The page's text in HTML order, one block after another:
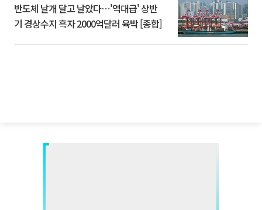
반도체 날개 달고 날았다⋯'역대급' 상반
기 경상수지 흑자 2000억달러 육박 [종합]